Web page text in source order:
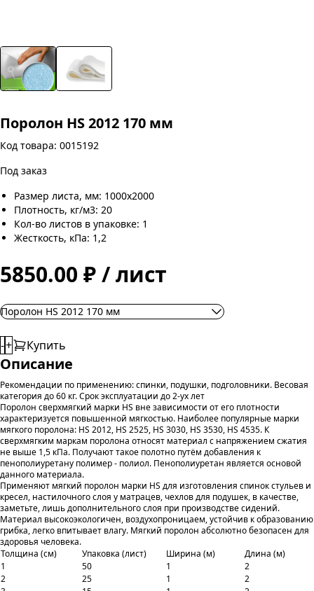
Поролон HS 2012 170 мм
Код товара: 0015192
Под заказ
Размер листа, мм: 1000х2000
Плотность, кг/м3: 20
Кол-во листов в упаковке: 1
Жесткость, кПа: 1,2
5850.00 ₽ / лист
Поролон HS 2012 170 мм
-+ Купить
Описание
Рекомендации по применению: спинки, подушки, подголовники. Весовая
категория до 60 кг. Срок эксплуатации до 2-ух лет
Поролон сверхмягкий марки HS вне зависимости от его плотности
характеризуется повышенной мягкостью. Наиболее популярные марки
мягкого поролона: HS 2012, HS 2525, HS 3030, НS 3530, HS 4535. К
сверхмягким маркам поролона относят материал с напряжением сжатия
не выше 1,5 кПа. Получают такое полотно путём добавления к
пенополиуретану полимер - полиол. Пенополиуретан является основой
данного материала.
Применяют мягкий поролон марки HS для изготовления спинок стульев и
кресел, настилочного слоя у матрацев, чехлов для подушек, в качестве,
заметьте, лишь дополнительного слоя при производстве сидений.
Материал высокоэкологичен, воздухопроницаем, устойчив к образованию
грибка, легко впитывает влагу. Мягкий поролон абсолютно безопасен для
здоровья человека.
Толщина (см)
Упаковка (лист) Ширина (м)
Длина (м)
1
50 1
2
2
25 1
2